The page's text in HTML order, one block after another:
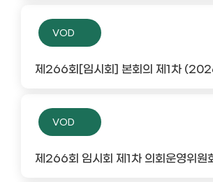
VOD
제266회[임시회] 본회의 제1차
VOD
제266회 임시회 제1차 의회운영위원